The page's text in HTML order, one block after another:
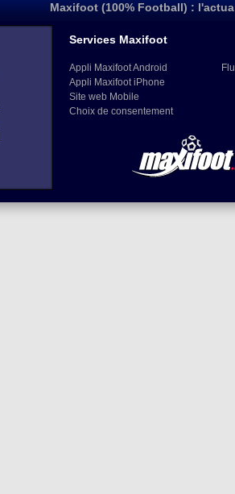
Maxifoot (100% Football) :
Services Maxifoot
Appli Maxifoot Android
Appli Maxifoot iPhone
Site web Mobile
Choix de consentement